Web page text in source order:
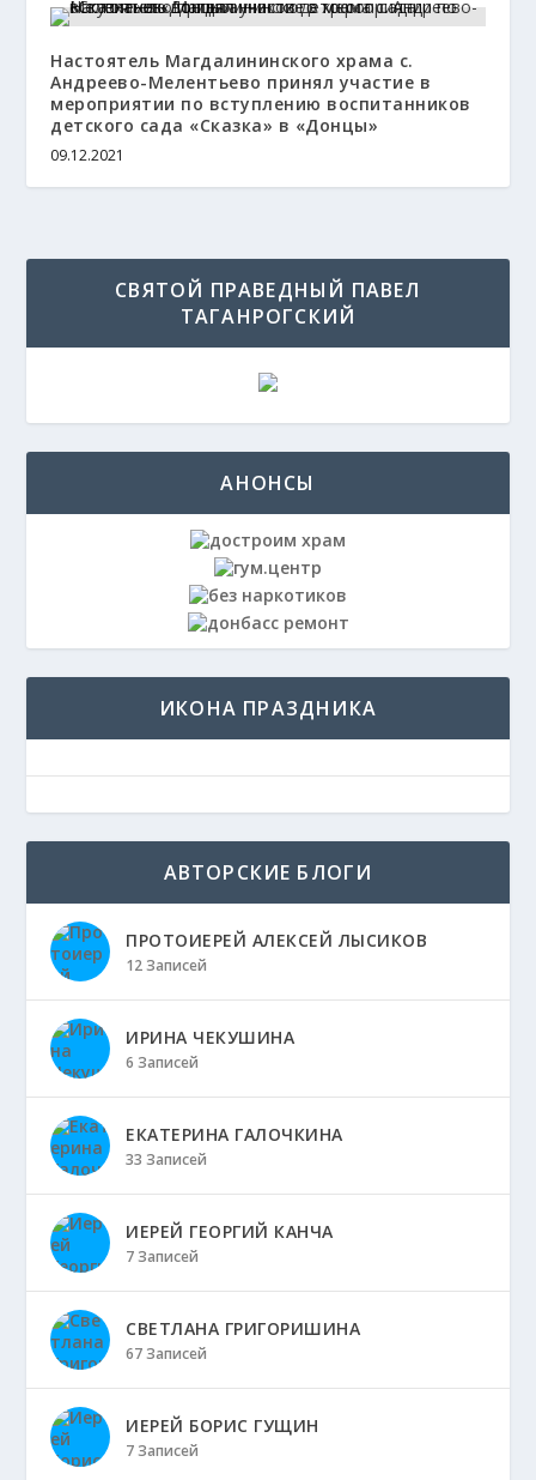
Настоятель Магдалининского храма с.
Андреево-Мелентьево принял участие в
мероприятии по вступлению воспитанников
детского сада «Сказка» в «Донцы»
09.12.2021
СВЯТОЙ ПРАВЕДНЫЙ ПАВЕЛ
ТАГАНРОГСКИЙ
АНОНСЫ
ИКОНА ПРАЗДНИКА
АВТОРСКИЕ БЛОГИ
ПРОТОИЕРЕЙ АЛЕКСЕЙ ЛЫСИКОВ
12 Записей
ИРИНА ЧЕКУШИНА
6 Записей
ЕКАТЕРИНА ГАЛОЧКИНА
33 Записей
ИЕРЕЙ ГЕОРГИЙ КАНЧА
7 Записей
СВЕТЛАНА ГРИГОРИШИНА
67 Записей
ИЕРЕЙ БОРИС ГУЩИН
7 Записей